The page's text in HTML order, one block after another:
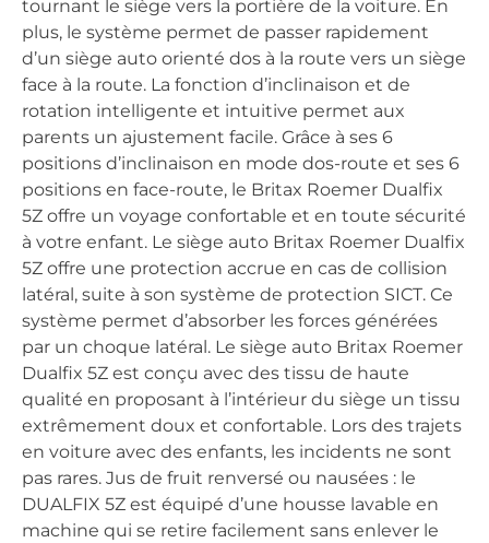
tournant le siège vers la portière de la voiture. En
plus, le système permet de passer rapidement
d’un siège auto orienté dos à la route vers un siège
face à la route. La fonction d’inclinaison et de
rotation intelligente et intuitive permet aux
parents un ajustement facile. Grâce à ses 6
positions d’inclinaison en mode dos-route et ses 6
positions en face-route, le Britax Roemer Dualfix
5Z offre un voyage confortable et en toute sécurité
à votre enfant. Le siège auto Britax Roemer Dualfix
5Z offre une protection accrue en cas de collision
latéral, suite à son système de protection SICT. Ce
système permet d’absorber les forces générées
par un choque latéral. Le siège auto Britax Roemer
Dualfix 5Z est conçu avec des tissu de haute
qualité en proposant à l’intérieur du siège un tissu
extrêmement doux et confortable. Lors des trajets
en voiture avec des enfants, les incidents ne sont
pas rares. Jus de fruit renversé ou nausées : le
DUALFIX 5Z est équipé d’une housse lavable en
machine qui se retire facilement sans enlever le